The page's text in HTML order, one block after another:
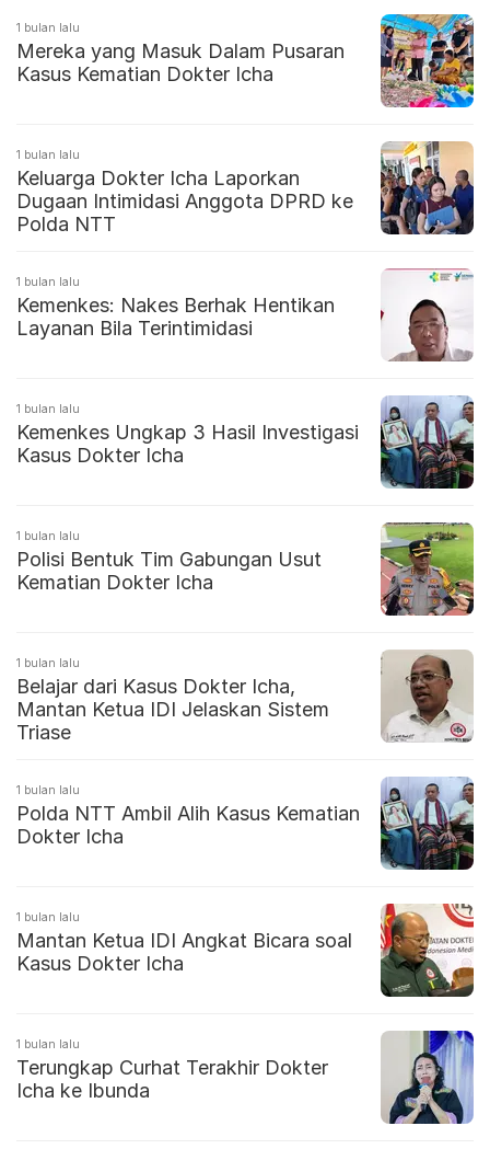
1 bulan lalu
Mereka yang Masuk Dalam Pusaran
Kasus Kematian Dokter Icha
1 bulan lalu
Keluarga Dokter Icha Laporkan
Dugaan Intimidasi Anggota DPRD ke
Polda NTT
1 bulan lalu
Kemenkes: Nakes Berhak Hentikan
Layanan Bila Terintimidasi
1 bulan lalu
Kemenkes Ungkap 3 Hasil Investigasi
Kasus Dokter Icha
1 bulan lalu
Polisi Bentuk Tim Gabungan Usut
Kematian Dokter Icha
1 bulan lalu
Belajar dari Kasus Dokter Icha,
Mantan Ketua IDI Jelaskan Sistem
Triase
1 bulan lalu
Polda NTT Ambil Alih Kasus Kematian
Dokter Icha
1 bulan lalu
Mantan Ketua IDI Angkat Bicara soal
Kasus Dokter Icha
1 bulan lalu
Terungkap Curhat Terakhir Dokter
Icha ke Ibunda